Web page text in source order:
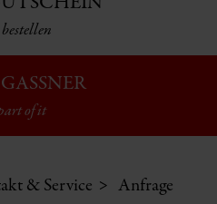
of it
& Service Anfrage